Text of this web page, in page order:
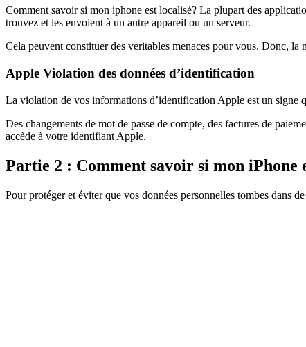
Comment savoir si mon iphone est localisé? La plupart des
trouvez et les envoient à un autre appareil ou un serveur.
Cela peuvent constituer des veritables menaces pour vous. Donc,
Apple Violation des données d’identification
La violation de vos informations d’identification Apple est un signe
Des changements de mot de passe de compte, des factures de
accède à votre identifiant Apple.
Partie 2 : Comment savoir si mon iPhone
Pour protéger et éviter que vos données personnelles tombes dans